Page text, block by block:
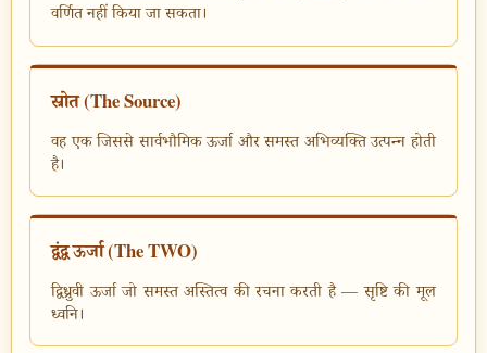
वर्णित नहीं किया जा सकता।
स्रोत (The Source)
वह एक जिससे सार्वभौमिक ऊर्जा और समस्त अभिव्यक्ति उत्पन्न होती
है।
द्वंद्व ऊर्जा (The TWO)
द्विध्रुवी ऊर्जा जो समस्त अस्तित्व की रचना करती है — सृष्टि की मूल
ध्वनि।